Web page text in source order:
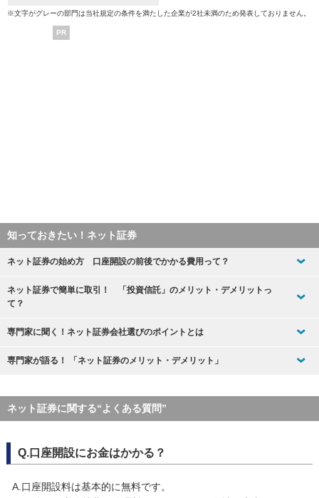
※文字がグレーの部門は当社規定の条件を満たした企業が2社未満のため発表しておりません。
PR
知っておきたい！ネット証券
ネット証券の始め方 口座開設の前後でかかる費用って？
ネット証券で簡単に取引！ 「投資信託」のメリット・デメリットっ
て？
専門家に聞く！ネット証券会社選びのポイントとは
専門家が語る！ 「ネット証券のメリット・デメリット」
ネット証券に関する“よくある質問”
Q.口座開設にお金はかかる？
A.口座開設料は基本的に無料です。